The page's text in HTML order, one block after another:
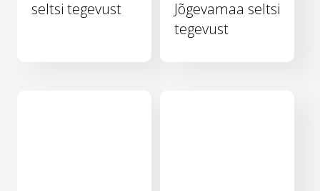
seltsi tegevust
Jõgevamaa seltsi
tegevust